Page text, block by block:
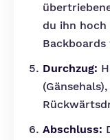
du ihn hoch
Durchzug:
Abschluss: